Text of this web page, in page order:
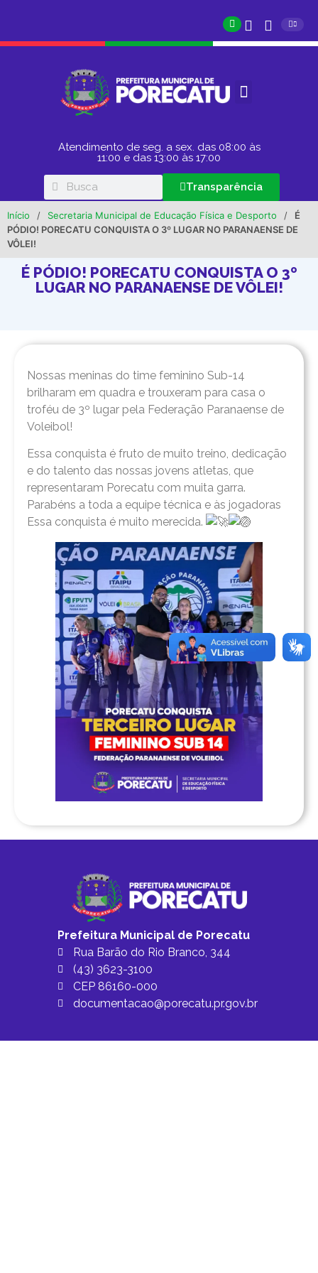
Atendimento de seg. a sex. das 08:00 às
11:00 e das 13:00 às 17:00
Transparência
Início / Secretaria Municipal de Educação Física e Desporto /
É
PÓDIO! PORECATU CONQUISTA O 3º LUGAR NO PARANAENSE DE
VÔLEI!
É PÓDIO! PORECATU CONQUISTA O 3º
LUGAR NO PARANAENSE DE VÔLEI!
Nossas meninas do time feminino Sub-14
brilharam em quadra e trouxeram para casa o
troféu de 3º lugar pela Federação Paranaense de
Voleibol!
Essa conquista é fruto de muito treino, dedicação
e do talento das nossas jovens atletas, que
representaram Porecatu com muita garra.
Parabéns a toda a equipe técnica e às jogadoras
Essa conquista é muito merecida.
Prefeitura Municipal de Porecatu
Rua Barão do Rio Branco, 344
(43) 3623-3100
CEP 86160-000
documentacao@porecatu.pr.gov.br